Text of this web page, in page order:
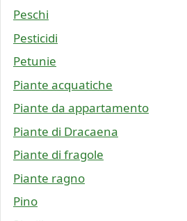
Peschi
Pesticidi
Petunie
Piante acquatiche
Piante da appartamento
Piante di Dracaena
Piante di fragole
Piante ragno
Pino